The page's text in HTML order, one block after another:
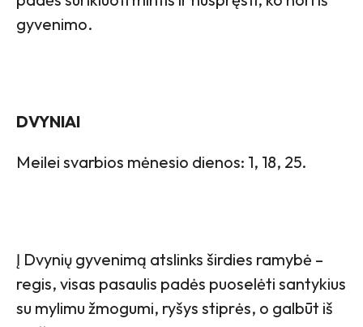
gyvenimo.
DVYNIAI
Meilei svarbios mėnesio dienos: 1, 18, 25.
Į Dvynių gyvenimą atslinks širdies ramybė –
regis, visas pasaulis padės puoselėti santykius
su mylimu žmogumi, ryšys stiprės, o galbūt iš